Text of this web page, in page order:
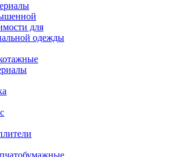
для
одежды